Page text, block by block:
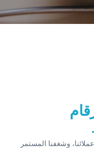
وشغفنا المستمر